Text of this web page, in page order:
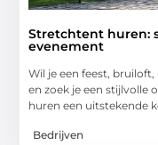
Stretchtent huren:
evenement
Wil je een feest,
en zoek je een stijlvolle
huren een uitstekende
Bedrijven